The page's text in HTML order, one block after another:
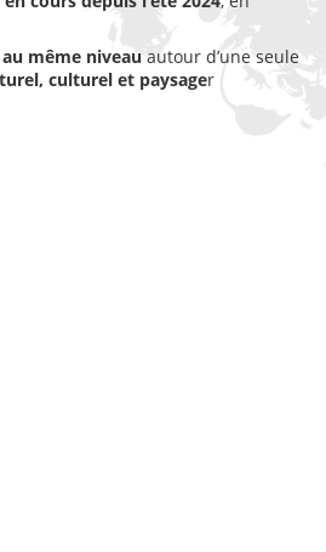
même niveau autour d’une seule
culturel et paysager